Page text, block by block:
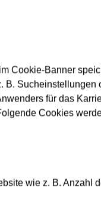
ZUGFeRD
nur jeweils eine
zu vermeiden.
Mail Adressen:
Cookie-Banner
Sucheinstellungen
für das
Cookies
wie z. B. Anzahl